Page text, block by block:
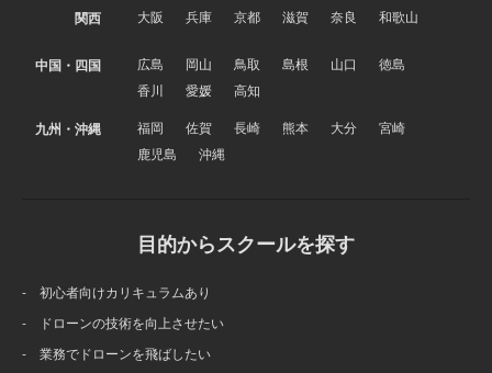
関西 大阪 兵庫 京都 滋賀 奈良 和歌山
中国・四国 広島 岡山 鳥取 島根 山口
徳島
香川
愛媛 高知
九州・沖縄 福岡 佐賀 長崎 熊本 大分
宮崎
鹿児島
沖縄
目的からスクールを探す
- 初心者向けカリキュラムあり
- ドローンの技術を向上させたい
- 業務でドローンを飛ばしたい